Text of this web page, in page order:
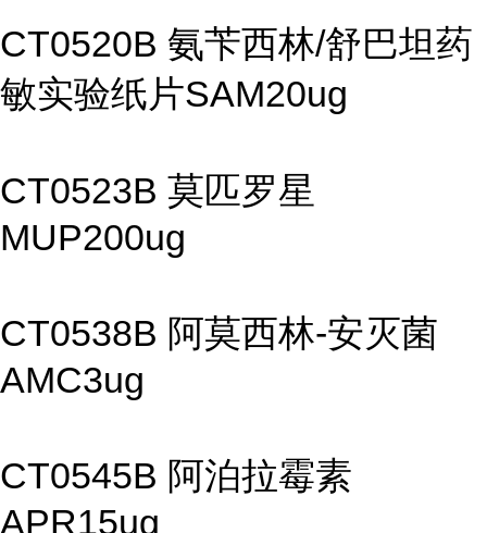
CT0520B 氨苄西林/舒巴坦药
敏实验纸片SAM20ug
CT0523B 莫匹罗星
MUP200ug
CT0538B 阿莫西林-安灭菌
AMC3ug
CT0545B 阿泊拉霉素
APR15ug